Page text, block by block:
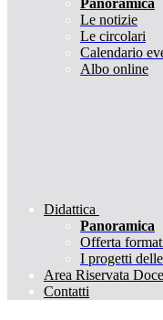
Panoramica
Le notizie
Le circolari
Calendario
Albo online
Didattica
Panoramica
Offerta
I progetti
Area Riservata
Contatti